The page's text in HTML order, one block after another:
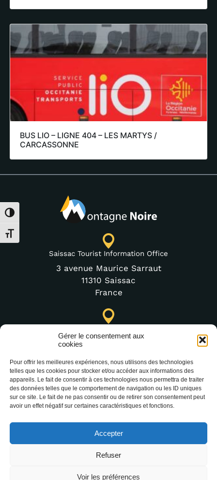
Gérer le consentement aux
cookies
Pour offrir les meilleures expériences, nous utilisons des technologies
telles que les cookies pour stocker et/ou accéder aux informations des
appareils. Le fait de consentir à ces technologies nous permettra de traiter
des données telles que le comportement de navigation ou les ID uniques
sur ce site. Le fait de ne pas consentir ou de retirer son consentement peut
avoir un effet négatif sur certaines caractéristiques et fonctions.
Accepter
Refuser
Voir les préférences
Toggle High Contrast
Toggle Font size
BUS LIO – LIGNE 404 – LES MARTYS /
CARCASSONNE
Saissac Tourist Information Office
3 avenue Maurice Sarraut
11310 Saissac
France
4 moulin bas,
France
(+33) 4 68 76 64 90
2025 Office Intercommunal de Tourisme de la